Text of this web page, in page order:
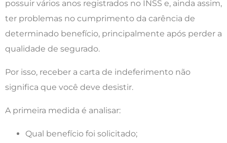
possuir vários anos registrados no INSS e, ainda assim,
ter problemas no cumprimento da carência de
determinado benefício, principalmente após perder a
qualidade de segurado.
Por isso, receber a carta de indeferimento não
significa que você deve desistir.
A primeira medida é analisar:
Qual benefício foi solicitado;